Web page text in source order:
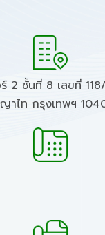
2 ชั้นที่ 8 เลขที่
าไท กรุงเทพฯ